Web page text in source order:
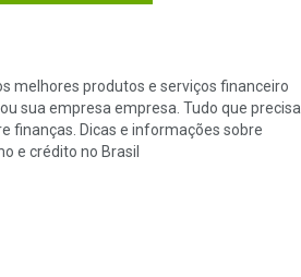
melhores produtos e serviços financeiro
sua empresa empresa. Tudo que precisa
finanças. Dicas e informações sobre
e crédito no Brasil